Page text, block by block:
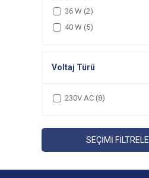
36 W (2)
40 W (5)
Voltaj Türü
230V AC (8)
SEÇIMI FILTRELE